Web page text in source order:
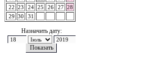
22 23 24 25 26 27 28
29 30 31
Назначить дату: